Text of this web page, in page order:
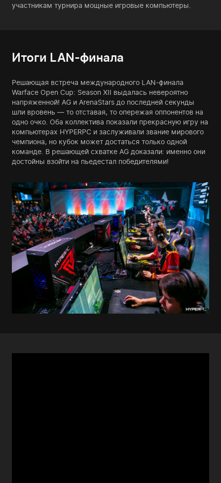
участникам турнира мощные игровые компьютеры.
Итоги LAN-финала
Решающая встреча международного LAN-финала
Warface Open Cup: Season XII выдалась невероятно
напряженной! AG и ArenaStars до последней секунды
шли вровень — то отставая, то опережая оппонентов на
одно очко. Оба коллектива показали прекрасную игру на
компьютерах HYPERPC и заслуживали звание мирового
чемпиона, но кубок может достаться только одной
команде. В решающей схватке AG доказали: именно они
достойны взойти на пьедестал победителями!